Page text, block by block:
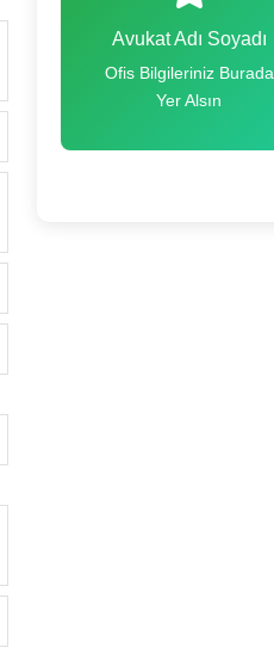
Avukat Adı Soyadı
Ofis Bilgileriniz Burada
Yer Alsın